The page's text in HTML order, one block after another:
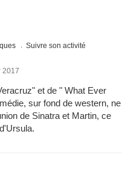
Suivre son activité
2017
et de " What Ever
sur fond de western, ne
de Sinatra et Martin, ce